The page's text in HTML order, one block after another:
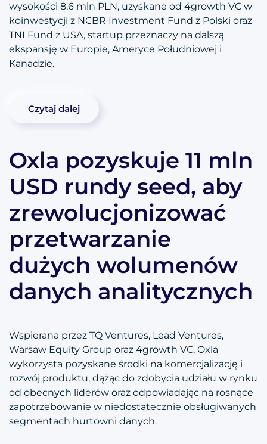
wysokości 8,6 mln PLN, uzyskane od 4growth VC w
koinwestycji z NCBR Investment Fund z Polski oraz
TNI Fund z USA, startup przeznaczy na dalszą
ekspansję w Europie, Ameryce Południowej i
Kanadzie.
Czytaj dalej
Oxla pozyskuje 11 mln
USD rundy seed, aby
zrewolucjonizować
przetwarzanie
dużych wolumenów
danych analitycznych
Wspierana przez TQ Ventures, Lead Ventures,
Warsaw Equity Group oraz 4growth VC, Oxla
wykorzysta pozyskane środki na komercjalizację i
rozwój produktu, dążąc do zdobycia udziału w rynku
od obecnych liderów oraz odpowiadając na rosnące
zapotrzebowanie w niedostatecznie obsługiwanych
segmentach hurtowni danych.